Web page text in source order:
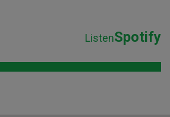
ListenSpotify